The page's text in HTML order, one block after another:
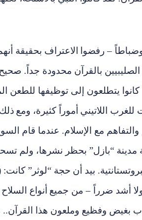
– رفضوا
الاعتراف بحقيقة
الصليبيين بالقرآن محدودة جداً.
كانوا يتطلعون إلى توظيفها للطعن
اللاتيني أموراً كثيرة، ومع
و التفاهم مع الإسلام. عندما قام
مدينة “بازل” بحظر نشرها، ولم
بيد أن حجة “لوثر” كانت:
أشد ضرراً – من جميع أنواع
بغيض وفظيع وملعون هذا